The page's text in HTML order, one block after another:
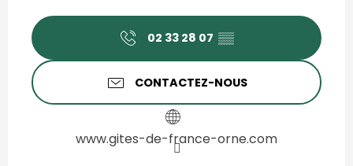
02 33 28 07 ▒▒
CONTACTEZ-NOUS
www.gites-de-france-orne.com